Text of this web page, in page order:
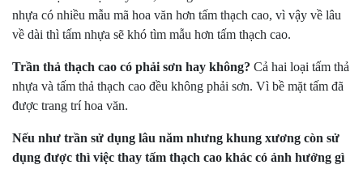
nhựa có nhiều mẫu mã hoa văn hơn tấm thạch cao, vì vậy về lâu
về dài thì tấm nhựa sẽ khó tìm mẫu hơn tấm thạch cao.
Trần thả thạch cao có phải sơn hay không? Cả hai loại tấm thả
nhựa và tấm thả thạch cao đều không phải sơn. Vì bề mặt tấm đã
được trang trí hoa văn.
Nếu như trần sử dụng lâu năm nhưng khung xương còn sử
dụng được thì việc thay tấm thạch cao khác có ảnh hưởng gì